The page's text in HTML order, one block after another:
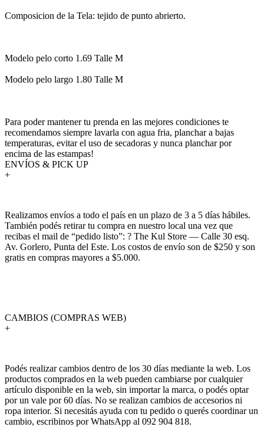
Composicion de la Tela: tejido de punto abrierto.
Modelo pelo corto 1.69 Talle M
Modelo pelo largo 1.80 Talle M
Para poder mantener tu prenda en las mejores condiciones te
recomendamos siempre lavarla con agua fria, planchar a bajas
temperaturas, evitar el uso de secadoras y nunca planchar por
encima de las estampas!
ENVÍOS & PICK UP
+
Realizamos envíos a todo el país en un plazo de 3 a 5 días hábiles.
También podés retirar tu compra en nuestro local una vez que
recibas el mail de “pedido listo”: ? The Kul Store — Calle 30 esq.
Av. Gorlero, Punta del Este. Los costos de envío son de $250 y son
gratis en compras mayores a $5.000.
CAMBIOS (COMPRAS WEB)
+
Podés realizar cambios dentro de los 30 días mediante la web. Los
productos comprados en la web pueden cambiarse por cualquier
artículo disponible en la web, sin importar la marca, o podés optar
por un vale por 60 días. No se realizan cambios de accesorios ni
ropa interior. Si necesitás ayuda con tu pedido o querés coordinar un
cambio, escribinos por WhatsApp al 092 904 818.